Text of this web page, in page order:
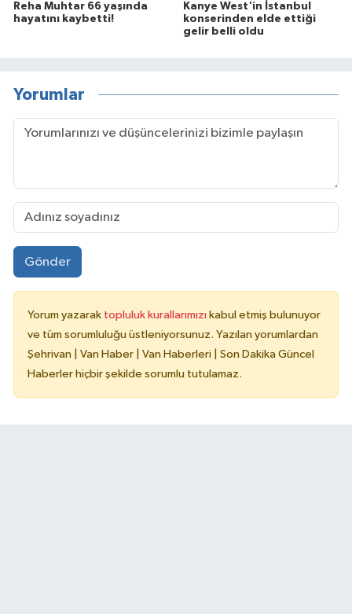
Reha Muhtar 66 yaşında
hayatını kaybetti!
Kanye West'in İstanbul
konserinden elde ettiği
gelir belli oldu
Yorumlar
Gönder
Yorum yazarak topluluk kurallarımızı kabul etmiş bulunuyor
ve tüm sorumluluğu üstleniyorsunuz. Yazılan yorumlardan
Şehrivan | Van Haber | Van Haberleri | Son Dakika Güncel
Haberler hiçbir şekilde sorumlu tutulamaz.